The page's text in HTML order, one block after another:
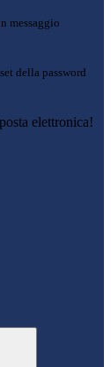
messaggio
della password
elettronica!